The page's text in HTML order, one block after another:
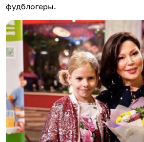
фудблогеры.